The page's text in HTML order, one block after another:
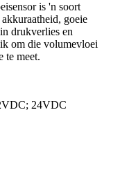
is 'n soort
goeie
drukverlies en
om die volumevloei
te meet.
24VDC